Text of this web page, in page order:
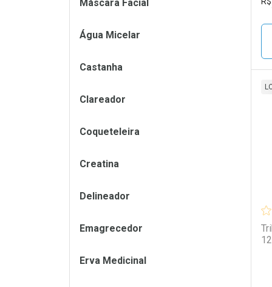
Máscara Facial
Água Micelar
Castanha
Clareador
Coqueteleira
Creatina
Delineador
Emagrecedor
Erva Medicinal